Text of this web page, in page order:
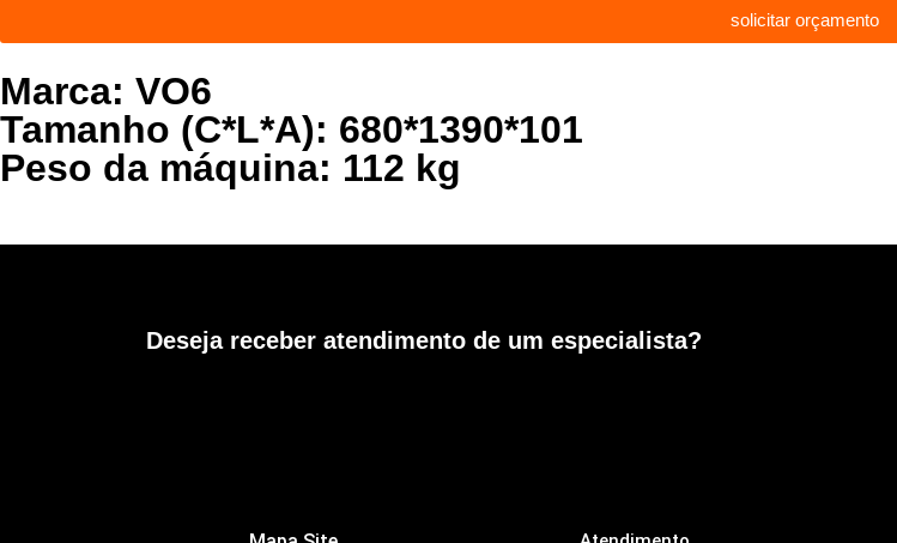
solicitar orçamento
Marca: VO6
Tamanho (C*L*A): 680*1390*101
Peso da máquina: 112 kg
Deseja receber atendimento de um especialista?